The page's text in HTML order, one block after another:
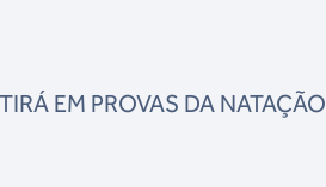
EM PROVAS DA NATAÇÃO